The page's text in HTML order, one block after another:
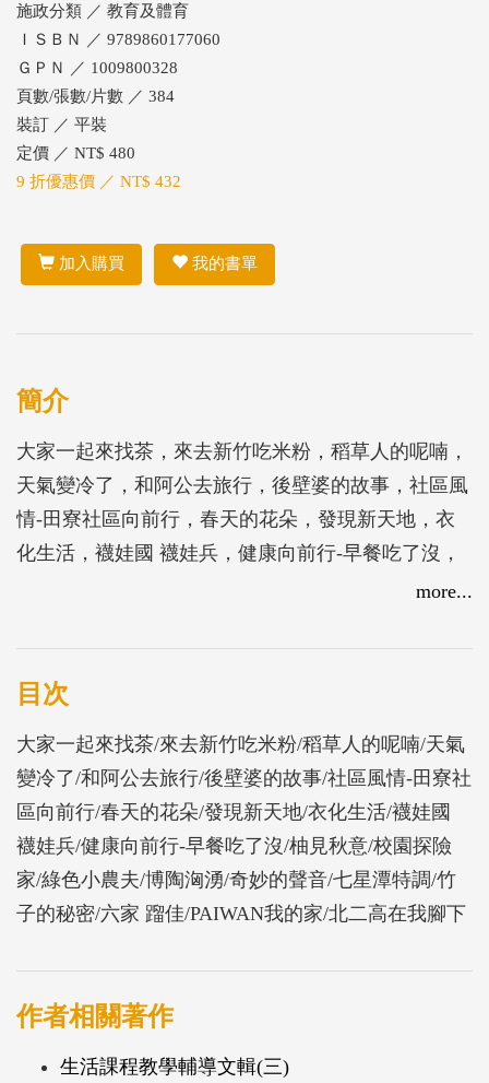
施政分類 ／ 教育及體育
ＩＳＢＮ ／ 9789860177060
ＧＰＮ ／ 1009800328
頁數/張數/片數 ／ 384
裝訂 ／ 平裝
定價 ／ NT$ 480
9 折優惠價 ／ NT$ 432
加入購買 我的書單
簡介
大家一起來找茶，來去新竹吃米粉，稻草人的呢喃，
天氣變冷了，和阿公去旅行，後壁婆的故事，社區風
情-田寮社區向前行，春天的花朵，發現新天地，衣
化生活，襪娃國 襪娃兵，健康向前行-早餐吃了沒，
柚見秋意，校園探險家，綠色小農夫，博陶洶湧，奇
PAIWAN我的家，北二高在我腳下
more...
目次
大家一起來找茶/來去新竹吃米粉/稻草人的呢喃/天氣
變冷了/和阿公去旅行/後壁婆的故事/社區風情-田寮社
區向前行/春天的花朵/發現新天地/衣化生活/襪娃國
襪娃兵/健康向前行-早餐吃了沒/柚見秋意/校園探險
家/綠色小農夫/博陶洶湧/奇妙的聲音/七星潭特調/竹
子的秘密/六家 蹓佳/PAIWAN我的家/北二高在我腳下
作者相關著作
生活課程教學輔導文輯(三)